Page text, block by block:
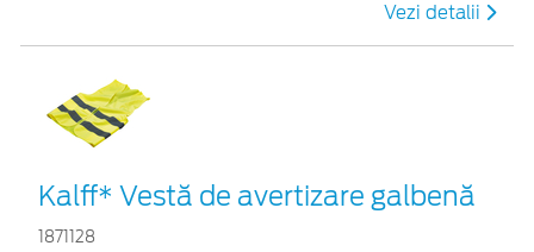
Vezi detalii
Kalff* Vestă de avertizare galbenă
1871128